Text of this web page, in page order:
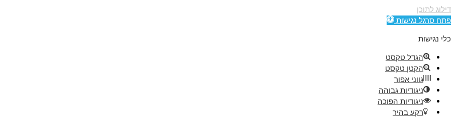
דילוג לתוכן
פתח סרגל נגישות
כלי נגישות
הגדל טקסט
הקטן טקסט
גווני אפור
ניגודיות גבוהה
ניגודיות הפוכה
רקע בהיר